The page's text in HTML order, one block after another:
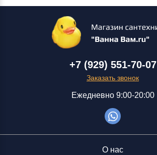
+7 (929) 551-70-07
Заказать звонок
Ежедневно 9:00-20:00
О нас